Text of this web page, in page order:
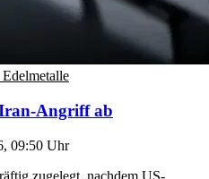
Angriff ab
09:50 Uhr
zugelegt, nachdem US-